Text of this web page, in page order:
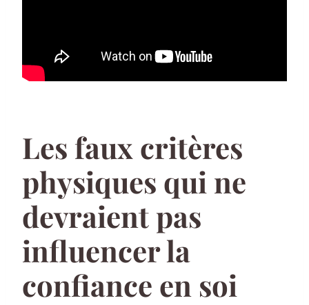
Les faux critères
physiques qui ne
devraient pas
influencer la
confiance en soi